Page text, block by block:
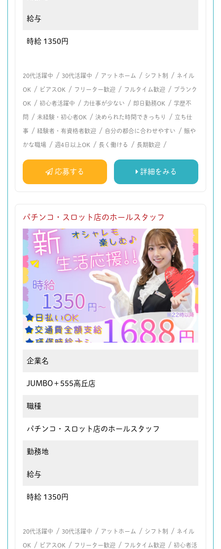
給与
時給 1350円
20代活躍中 / 30代活躍中 / アットホーム / シフト制 / ネイル
OK / ピアスOK / フリーター歓迎 / フルタイム歓迎 / ブランク
OK / 初心者活躍中 / 力仕事が少ない / 即日勤務OK / 学歴不
問 / 未経験・初心者OK / 決められた時間できっちり / 立ち仕
事 / 経験者・有資格者歓迎 / 自分の都合に合わせやすい / 賑や
かな職場 / 週4日以上OK / 長く働ける / 長期歓迎 /
応募する 詳細をみる
パチンコ・スロット店のホールスタッフ
企業名
JUMBO＋555高丘店
職種
パチンコ・スロット店のホールスタッフ
勤務地
給与
時給 1350円
20代活躍中 / 30代活躍中 / アットホーム / シフト制 / ネイル
OK / ピアスOK / フリーター歓迎 / フルタイム歓迎 / 初心者活